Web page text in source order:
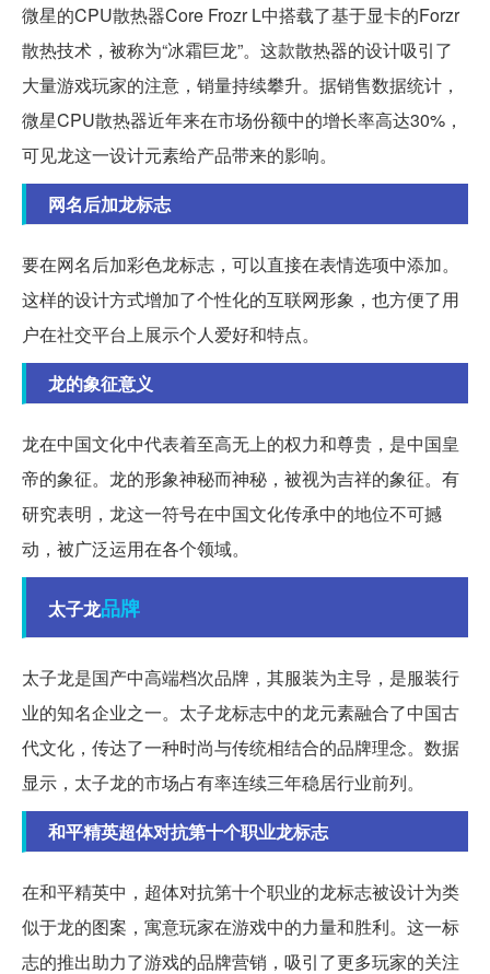
微星的CPU散热器Core Frozr L中搭载了基于显卡的Forzr
散热技术，被称为“冰霜巨龙”。这款散热器的设计吸引了
大量游戏玩家的注意，销量持续攀升。据销售数据统计，
微星CPU散热器近年来在市场份额中的增长率高达30%，
可见龙这一设计元素给产品带来的影响。
网名后加龙标志
要在网名后加彩色龙标志，可以直接在表情选项中添加。
这样的设计方式增加了个性化的互联网形象，也方便了用
户在社交平台上展示个人爱好和特点。
龙的象征意义
龙在中国文化中代表着至高无上的权力和尊贵，是中国皇
帝的象征。龙的形象神秘而神秘，被视为吉祥的象征。有
研究表明，龙这一符号在中国文化传承中的地位不可撼
动，被广泛运用在各个领域。
太子龙品牌
太子龙是国产中高端档次品牌，其服装为主导，是服装行
业的知名企业之一。太子龙标志中的龙元素融合了中国古
代文化，传达了一种时尚与传统相结合的品牌理念。数据
显示，太子龙的市场占有率连续三年稳居行业前列。
和平精英超体对抗第十个职业龙标志
在和平精英中，超体对抗第十个职业的龙标志被设计为类
似于龙的图案，寓意玩家在游戏中的力量和胜利。这一标
志的推出助力了游戏的品牌营销，吸引了更多玩家的关注